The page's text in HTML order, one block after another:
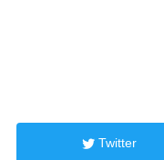
Twitter